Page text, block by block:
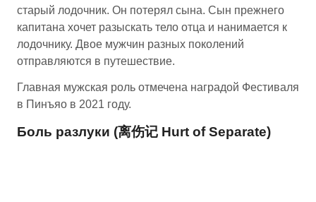
старый лодочник. Он потерял сына. Сын прежнего
капитана хочет разыскать тело отца и нанимается к
лодочнику. Двое мужчин разных поколений
отправляются в путешествие.
Главная мужская роль отмечена наградой Фестиваля
в Пинъяо в 2021 году.
Боль разлуки (离伤记 Hurt of Separate)